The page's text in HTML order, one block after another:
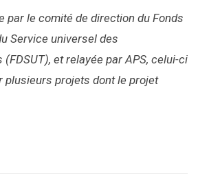
par le comité de direction du Fonds
Service universel des
et relayée par APS, celui-ci
plusieurs projets dont le projet